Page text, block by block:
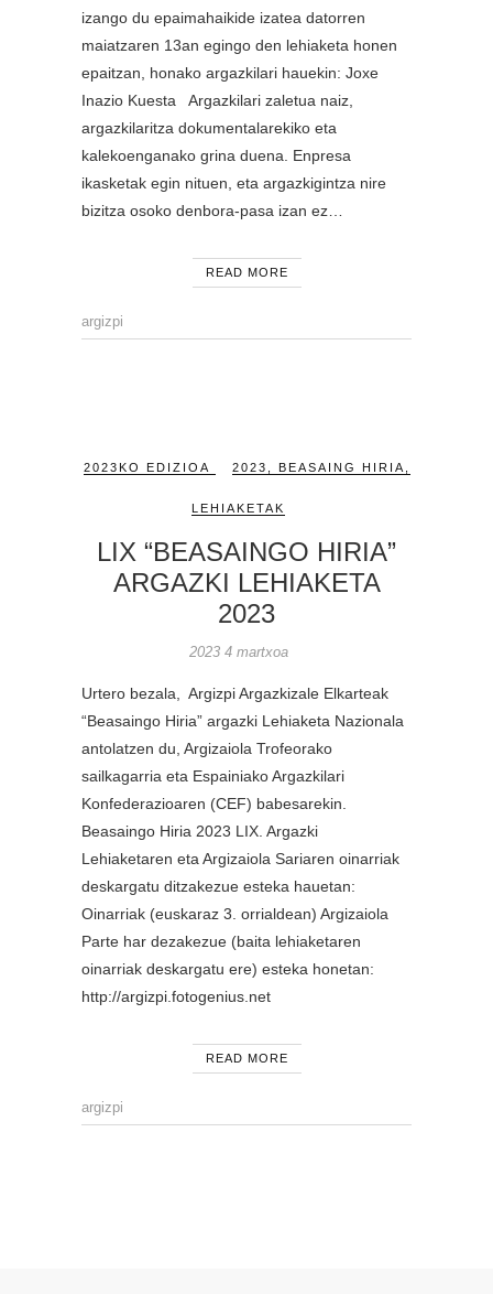
izango du epaimahaikide izatea datorren
maiatzaren 13an egingo den lehiaketa honen
epaitzan, honako argazkilari hauekin: Joxe
Inazio Kuesta Argazkilari zaletua naiz,
argazkilaritza dokumentalarekiko eta
kalekoenganako grina duena. Enpresa
ikasketak egin nituen, eta argazkigintza nire
bizitza osoko denbora-pasa izan ez…
READ MORE
argizpi
2023KO EDIZIOA 2023 BEASAING HIRIA
LEHIAKETAK
LIX “BEASAINGO HIRIA”
ARGAZKI LEHIAKETA
2023
2023 4 martxoa
Urtero bezala, Argizpi Argazkizale Elkarteak
“Beasaingo Hiria” argazki Lehiaketa Nazionala
antolatzen du, Argizaiola Trofeorako
sailkagarria eta Espainiako Argazkilari
Konfederazioaren (CEF) babesarekin.
Beasaingo Hiria 2023 LIX. Argazki
Lehiaketaren eta Argizaiola Sariaren oinarriak
deskargatu ditzakezue esteka hauetan:
Oinarriak (euskaraz 3. orrialdean) Argizaiola
Parte har dezakezue (baita lehiaketaren
oinarriak deskargatu ere) esteka honetan:
http://argizpi.fotogenius.net
READ MORE
argizpi